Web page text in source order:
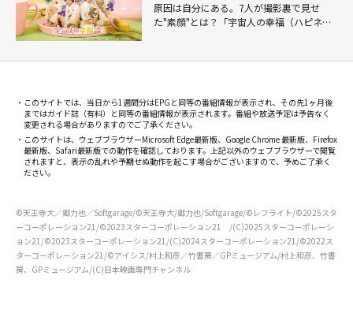
原因は自分にある。7人が撮影裏で見せ
た"素顔"とは？「宇宙人の幸福（ハピネ
このサイトでは、当日から1週間分はEPGと同等の番組情報が表示され、その先1ヶ月後
まではガイド誌（有料）と同等の番組情報が表示されます。番組や放送予定は予告なく
変更される場合がありますのでご了承ください。
このサイトは、ウェブブラウザーMicrosoft Edge最新版、Google Chrome 最新版、Firefox
最新版、Safari最新版での動作を確認しております。上記以外のウェブブラウザーで閲覧
されますと、表示の乱れや予期せぬ動作を起こす場合がございますので、予めご了承く
ださい。
©天王寺大／郷力也／Softgarage/©天王寺大/郷力也/Softgarage/©レフライト/©2025スタ
ーコーポレーション21/©2023スターコーポレーション21 /(C)2025スターコーポレーシ
ョン21/©2023スターコーポレーション21/(C)2024スターコーポレーション21/©2022ス
ターコーポレーション21/©アイシス/村上和彦／竹書房／GPミュージアム/村上和彦、竹書
房、GPミュージアム/(C)日本映画専門チャンネル